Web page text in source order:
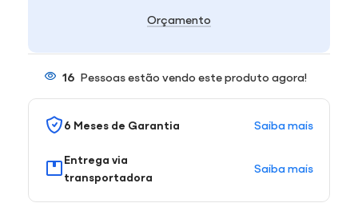
Orçamento
16 Pessoas estão vendo este produto agora!
6 Meses de Garantia Saiba mais
Entrega via
transportadora
Saiba mais